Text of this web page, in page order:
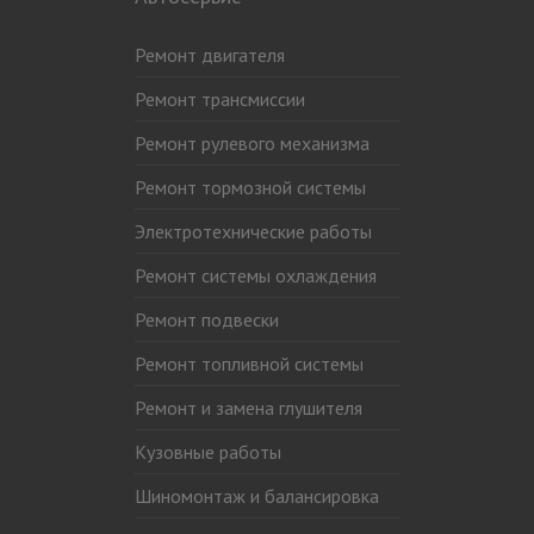
Ремонт двигателя
Ремонт трансмиссии
Ремонт рулевого механизма
Ремонт тормозной системы
Электротехнические работы
Ремонт системы охлаждения
Ремонт подвески
Ремонт топливной системы
Ремонт и замена глушителя
Кузовные работы
Шиномонтаж и балансировка